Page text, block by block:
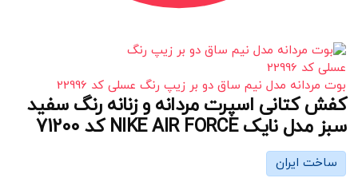
بوت مردانه مدل نیم ساق دو بر زیپ رنگ عسلی کد 22996
کفش کتانی اسپرت مردانه و زنانه رنگ سفید
سبز مدل نایک NIKE AIR FORCE کد 71200
ساخت ایران